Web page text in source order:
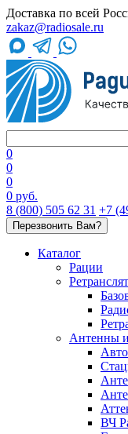
Доставка по всей
zakaz@radiosale.ru
0
0
0
0 руб.
8 (800) 505 62 31 +7
Перезвонить Вам?
Каталог
Рации
Антенны
ВЧ